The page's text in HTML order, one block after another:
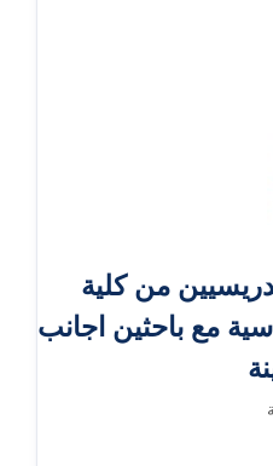
من كلية
مع باحثين اجانب